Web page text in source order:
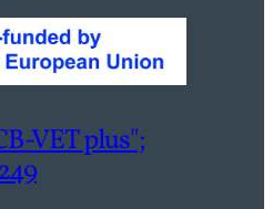
VET plus";